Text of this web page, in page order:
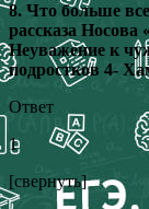
8. Что больше
рассказа Носова
Неуважение к
подростков 4-
Ответ
1
[свернуть]